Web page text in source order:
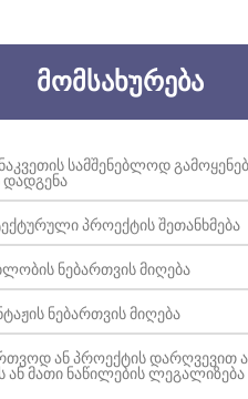
ᲛᲝᲛᲡᲐᲮᲣᲠᲔᲑᲐ
ᲡᲐᲛᲨᲔᲜᲔᲑᲚᲝᲓ
ᲓᲐᲓᲒᲔᲜᲐ
ᲞᲠᲝᲔᲥᲢᲘᲡ ᲨᲔᲗᲐᲜᲮᲛᲔᲑᲐ
ᲜᲔᲑᲐᲠᲗᲕᲘᲡ ᲛᲘᲦᲔᲑᲐ
ᲜᲔᲑᲐᲠᲗᲕᲘᲡ ᲛᲘᲦᲔᲑᲐ
ᲐᲜ ᲞᲠᲝᲔᲥᲢᲘᲡ ᲓᲐᲠᲦᲕᲔᲕᲘᲗ
ᲐᲜ ᲛᲐᲗᲘ ᲜᲐᲬᲘᲚᲔᲑᲘᲡ ᲚᲔᲒᲐᲚᲘᲖᲔᲑᲐ